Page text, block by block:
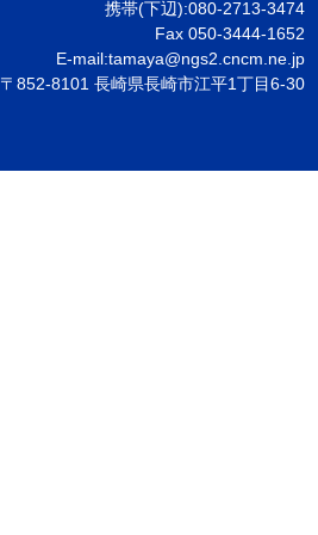
携帯(下辺):080-2713-3474
Fax 050-3444-1652
E-mail:tamaya@ngs2.cncm.ne.jp
〒852-8101 長崎県長崎市江平1丁目6-30